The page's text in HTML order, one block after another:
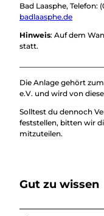
Bad Laasphe, Telefon:
badlaasphe.de
Hinweis: Auf dem
statt.
Die Anlage gehört
e.V. und wird von
Solltest du dennoch
feststellen, bitten wir
mitzuteilen.
Gut zu wissen